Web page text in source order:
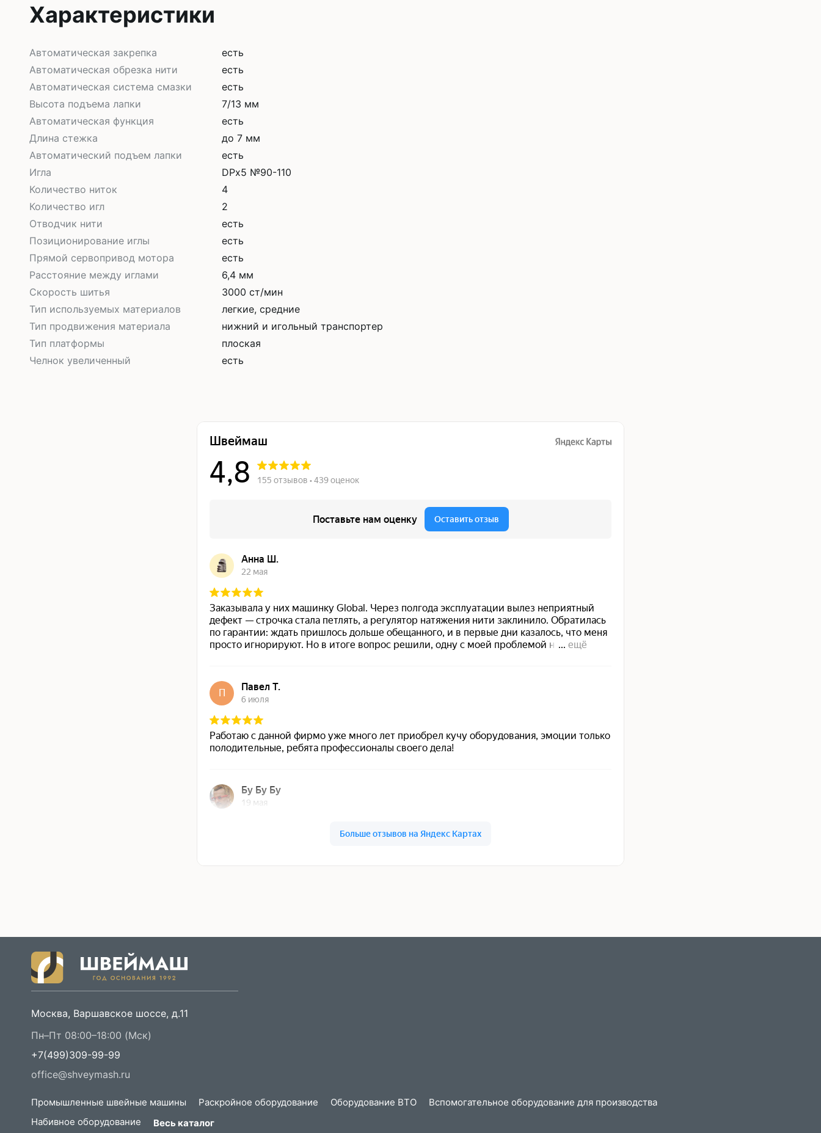
Характеристики
Автоматическая закрепка
есть
Автоматическая обрезка нити
есть
Автоматическая система смазки
есть
Высота подъема лапки
7/13 мм
Автоматическая функция
есть
Длина стежка
до 7 мм
Автоматический подъем лапки
есть
Игла
DPx5 №90-110
Количество ниток
4
Количество игл
2
Отводчик нити
есть
Позиционирование иглы
есть
Прямой сервопривод мотора
есть
Расстояние между иглами
6,4 мм
Скорость шитья
3000 ст/мин
Тип используемых материалов
легкие, средние
Тип продвижения материала
нижний и игольный транспортер
Тип платформы
плоская
Челнок увеличенный
есть
Москва, Варшавское шоссе, д.11
Пн–Пт 08:00–18:00 (Мск)
+7(499)309-99-99
office@shveymash.ru
Промышленные швейные машины Раскройное оборудование Оборудование ВТО
Вспомогательное оборудование для производства
Набивное оборудование
Весь каталог